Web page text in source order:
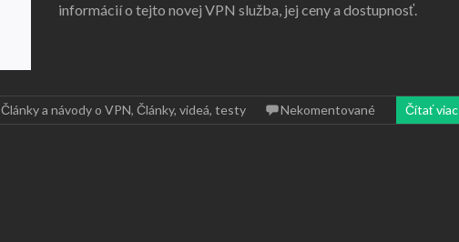
informácií o tejto novej VPN služba, jej ceny a dostupnosť.
Články a návody o VPN, Články, videá, testy Nekomentované Čítať viac